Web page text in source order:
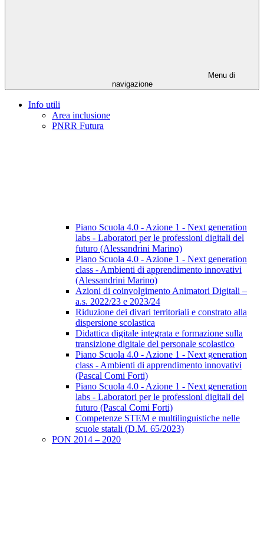
Menu di
navigazione
Info utili
Area inclusione
PNRR Futura
Piano Scuola 4.0 - Azione 1 - Next generation
labs - Laboratori per le professioni digitali del
futuro (Alessandrini Marino)
Piano Scuola 4.0 - Azione 1 - Next generation
class - Ambienti di apprendimento innovativi
(Alessandrini Marino)
Azioni di coinvolgimento Animatori Digitali –
a.s. 2022/23 e 2023/24
Riduzione dei divari territoriali e constrato alla
dispersione scolastica
Didattica digitale integrata e formazione sulla
transizione digitale del personale scolastico
Piano Scuola 4.0 - Azione 1 - Next generation
class - Ambienti di apprendimento innovativi
(Pascal Comi Forti)
Piano Scuola 4.0 - Azione 1 - Next generation
labs - Laboratori per le professioni digitali del
futuro (Pascal Comi Forti)
Competenze STEM e multilinguistiche nelle
scuole statali (D.M. 65/2023)
PON 2014 – 2020